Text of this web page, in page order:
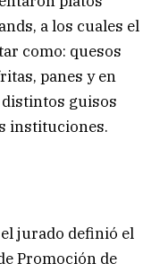
a los cuales el
como: quesos
panes y en
guisos
instituciones.
jurado definió el
Promoción de